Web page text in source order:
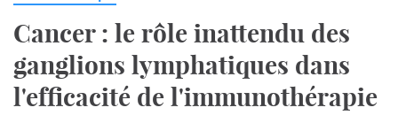
Cancer : le rôle inattendu des
ganglions lymphatiques dans
l'efficacité de l'immunothérapie